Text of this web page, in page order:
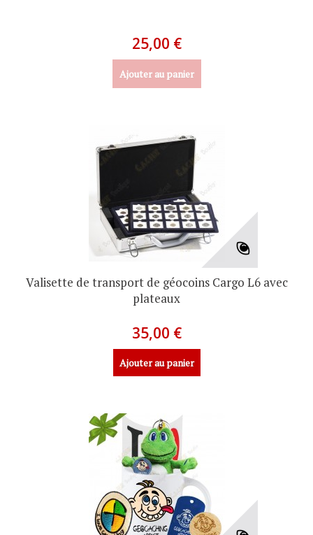
25,00 €
Ajouter au panier
Valisette de transport de géocoins Cargo L6 avec
plateaux
35,00 €
Ajouter au panier